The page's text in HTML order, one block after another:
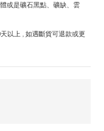
或是礦石黑點、礦缺、雲
以上 , 如遇斷貨可退款或更